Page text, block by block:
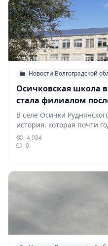
Новости Волгоградской
Осичковская школа
стала филиалом
В селе Осички
история, которая почти
местных жителей.…
4,984
0